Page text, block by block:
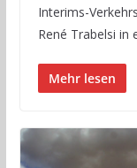
Interims-
René Trabelsi in
Mehr lesen